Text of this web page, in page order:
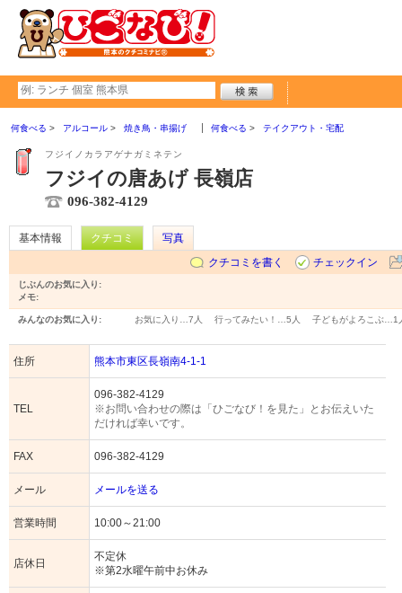
何食べる アルコール 焼き鳥・串揚げ 何食べる テイクアウト・宅配
フジイノカラアゲナガミネテン
フジイの唐あげ 長嶺店
096-382-4129
基本情報 クチコミ
写真
クチコミを書く
チェックイン
じぶんのお気に入り:
メモ:
みんなのお気に入り: お気に入り… 7人 行ってみたい！… 5人 子どもがよろこぶ… 1
住所 熊本市東区長嶺南4-1-1
TEL
096-382-4129
※お問い合わせの際は「ひごなび！を見た」とお伝えいた
だければ幸いです。
FAX 096-382-4129
メール メールを送る
営業時間 10:00～21:00
店休日
不定休
※第2水曜午前中お休み